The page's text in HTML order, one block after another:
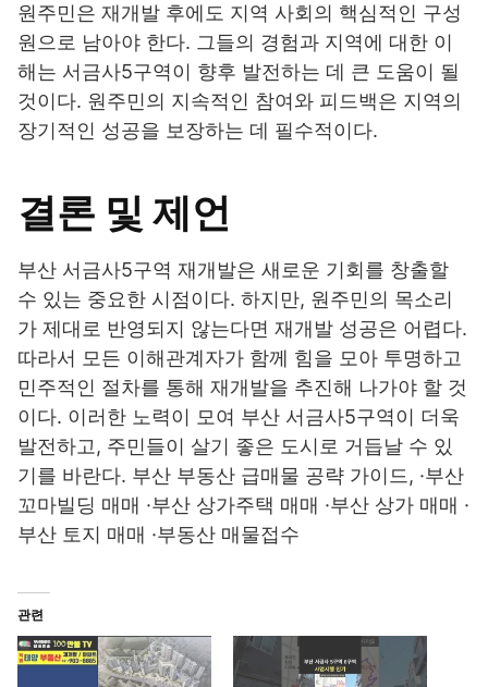
원주민은 재개발 후에도 지역 사회의 핵심적인 구성
원으로 남아야 한다. 그들의 경험과 지역에 대한 이
해는 서금사5구역이 향후 발전하는 데 큰 도움이 될
것이다. 원주민의 지속적인 참여와 피드백은 지역의
장기적인 성공을 보장하는 데 필수적이다.
결론 및 제언
부산 서금사5구역 재개발은 새로운 기회를 창출할
수 있는 중요한 시점이다. 하지만, 원주민의 목소리
가 제대로 반영되지 않는다면 재개발 성공은 어렵다.
따라서 모든 이해관계자가 함께 힘을 모아 투명하고
민주적인 절차를 통해 재개발을 추진해 나가야 할 것
이다. 이러한 노력이 모여 부산 서금사5구역이 더욱
발전하고, 주민들이 살기 좋은 도시로 거듭날 수 있
기를 바란다. 부산 부동산 급매물 공략 가이드, ·부산
꼬마빌딩 매매 ·부산 상가주택 매매 ·부산 상가 매매 ·
부산 토지 매매 ·부동산 매물접수
관련